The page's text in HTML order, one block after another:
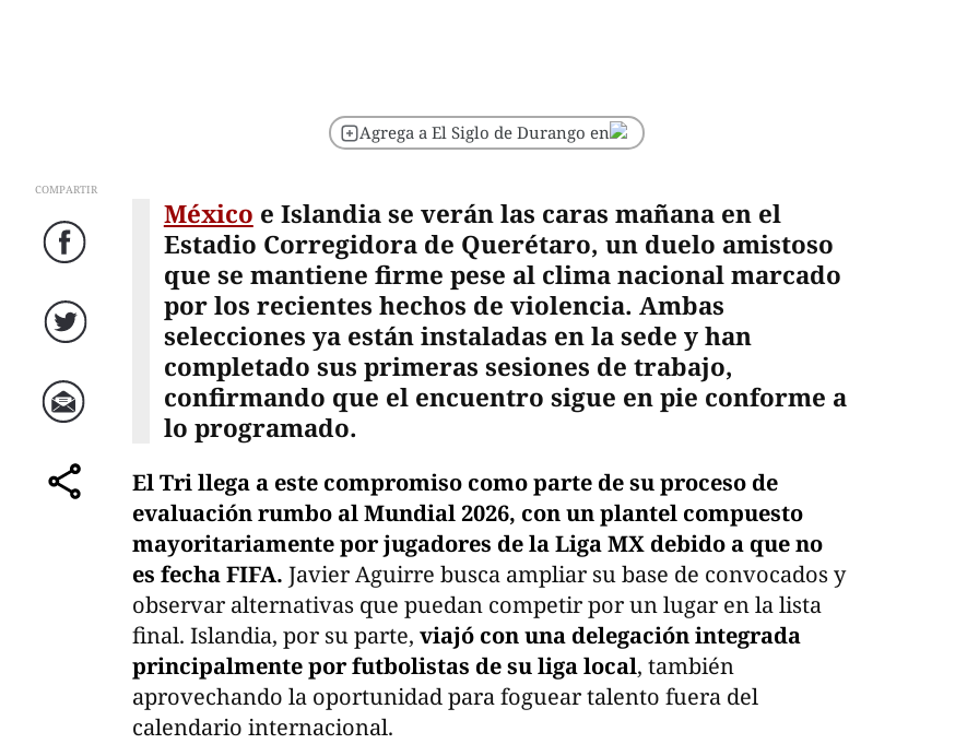
Agrega a El Siglo de Durango en
COMPARTIR
Facebook
Twitter
Correo
comparte
México e Islandia se verán las caras mañana en el
Estadio Corregidora de Querétaro, un duelo amistoso
que se mantiene firme pese al clima nacional marcado
por los recientes hechos de violencia. Ambas
selecciones ya están instaladas en la sede y han
completado sus primeras sesiones de trabajo,
confirmando que el encuentro sigue en pie conforme a
lo programado.
El Tri llega a este compromiso como parte de su proceso de
evaluación rumbo al Mundial 2026, con un plantel compuesto
mayoritariamente por jugadores de la Liga MX debido a que no
es fecha FIFA. Javier Aguirre busca ampliar su base de convocados y
observar alternativas que puedan competir por un lugar en la lista
final. Islandia, por su parte, viajó con una delegación integrada
principalmente por futbolistas de su liga local, también
aprovechando la oportunidad para foguear talento fuera del
calendario internacional.